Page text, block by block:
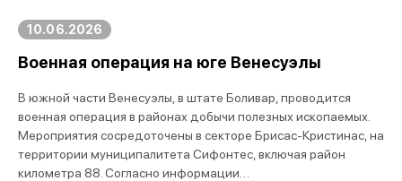
10.06.2026
Военная операция на юге Венесуэлы
В южной части Венесуэлы, в штате Боливар, проводится
военная операция в районах добычи полезных ископаемых.
Мероприятия сосредоточены в секторе Брисас-Кристинас, на
территории муниципалитета Сифонтес, включая район
километра 88. Согласно информации…